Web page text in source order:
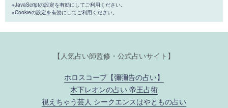
※JavaScriptの設定を有効にしてご利用ください。
※Cookieの設定を有効にしてご利用ください。
【人気占い師監修・公式占いサイト】
ホロスコープ【彌彌告の占い】
木下レオンの占い 帝王占術
視えちゃう芸人 シークエンスはやともの占い